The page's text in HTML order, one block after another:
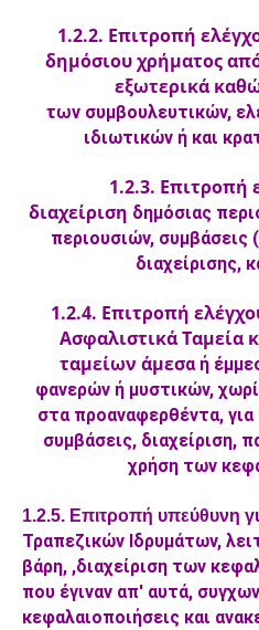
1.2.2. Επιτροπή
δημόσιου χρήματος
εξωτερικά
των συμβουλευτικών,
ιδιωτικών ή και
1.2.3. Επιτροπή
διαχείριση δημόσιας
περιουσιών, συμβάσεις
διαχείρισης,
1.2.4. Επιτροπή
Ασφαλιστικά Ταμεία
ταμείων άμεσα ή
φανερών ή μυστικών,
στα προαναφερθέντα, για
συμβάσεις, διαχείριση,
χρήση των
1.2.5. Επιτροπή υπεύθυνη γ
Τραπεζικών Ιδρυμάτων,
βάρη, ,διαχείριση των
που έγιναν απ' αυτά,
κεφαλαιοποιήσεις και